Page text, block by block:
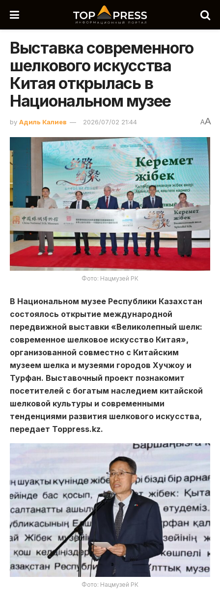
Выставка современного
шелкового искусства
Китая открылась в
Национальном музее
by Адиль Калиев 2026/07/02 21:44 AA
Фото: Нацмузей РК
В Национальном музее Республики Казахстан
состоялось открытие международной
передвижной выставки «Великолепный шелк:
современное шелковое искусство Китая»,
организованной совместно с Китайским
музеем шелка и музеями городов Хучжоу и
Турфан. Выставочный проект познакомит
посетителей с богатым наследием китайской
шелковой культуры и современными
тенденциями развития шелкового искусства,
передает Toppress.kz.
Фото: Нацмузей РК